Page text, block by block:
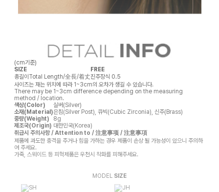
(cm기준)
SIZE
FREE
총길이 Total Length/全長/着丈진주장식 0.5
사이즈는 재는 위치에 따라 1~3cm의 오차가 생길 수 있습니다.
There may be 1~3cm difference depending on the measuring
method / location.
색상(Color)
실버(Silver)
소재(Material)은침(Silver Post), 큐빅(Cubic Zirconia), 신주(Brass)
중량(Weight)
8g
제조국(Origin) 대한민국(Korea)
취급시 주의사항 / Attention to / 注意事项 / 注意事項
제품에 과도한 충격을 주거나 힘을 가하는 경우 제품이 손상 될 가능성이 있으니 주의하
여 주세요.
가죽, 스웨이드 등 피혁제품은 우천시 착화를 피해주세요.
MODEL SIZE